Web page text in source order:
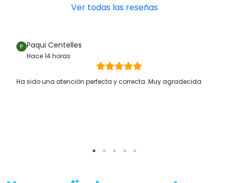
Ver todas las reseñas
Paqui Centelles
Hace 14 horas
Ha sido una atención perfecta y correcta. Muy agradecida